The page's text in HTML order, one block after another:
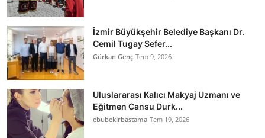
İzmir Büyükşehir Belediye Başkanı Dr.
Cemil Tugay Sefer...
Gürkan Genç Tem 9, 2026
Uluslararası Kalıcı Makyaj Uzmanı ve
Eğitmen Cansu Durk...
ebubekirbastama Tem 19, 2026